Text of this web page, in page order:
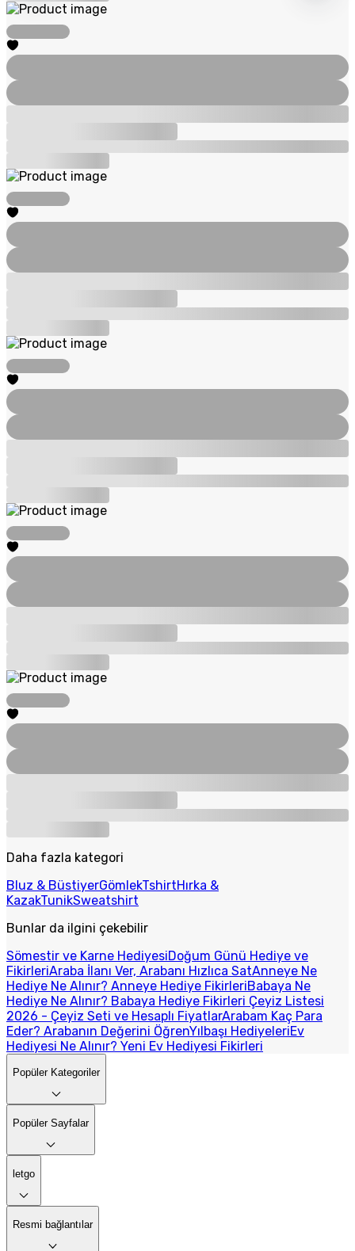
Daha fazla kategori
Bluz & BüstiyerGömlekTshirtHırka &
KazakTunikSweatshirt
Bunlar da ilgini çekebilir
Sömestir ve Karne HediyesiDoğum Günü Hediye ve
FikirleriAraba İlanı Ver, Arabanı Hızlıca SatAnneye Ne
Hediye Ne Alınır? Anneye Hediye FikirleriBabaya Ne
Hediye Ne Alınır? Babaya Hediye Fikirleri Çeyiz Listesi
2026 - Çeyiz Seti ve Hesaplı FiyatlarArabam Kaç Para
Eder? Arabanın Değerini ÖğrenYılbaşı HediyeleriEv
Hediyesi Ne Alınır? Yeni Ev Hediyesi Fikirleri
Popüler Kategoriler
Popüler Sayfalar
letgo
Resmi bağlantılar